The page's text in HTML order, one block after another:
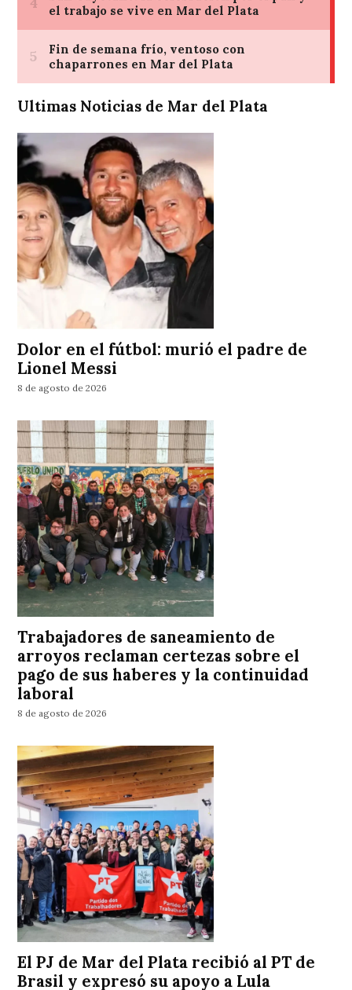
Ultimas Noticias de Mar del Plata
Dolor en el fútbol: murió el padre de
Lionel Messi
8 de agosto de 2026
Trabajadores de saneamiento de
arroyos reclaman certezas sobre el
pago de sus haberes y la continuidad
laboral
8 de agosto de 2026
El PJ de Mar del Plata recibió al PT de
Brasil y expresó su apoyo a Lula